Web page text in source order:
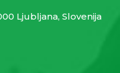
Ljubljana, Slovenija